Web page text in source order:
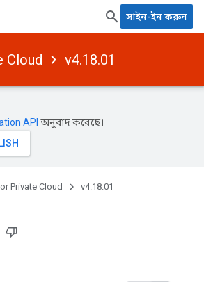
সাইন-ইন করুন
Cloud v4.18.01
API অনুবাদ করেছে।
Private Cloud
v4.18.01